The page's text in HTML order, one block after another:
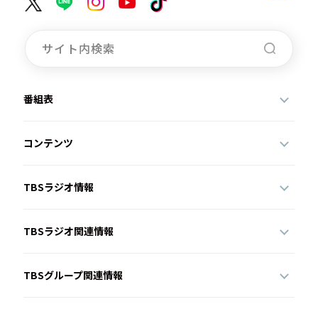
番組表
コンテンツ
TBSラジオ情報
TBSラジオ関連情報
TBSグループ関連情報